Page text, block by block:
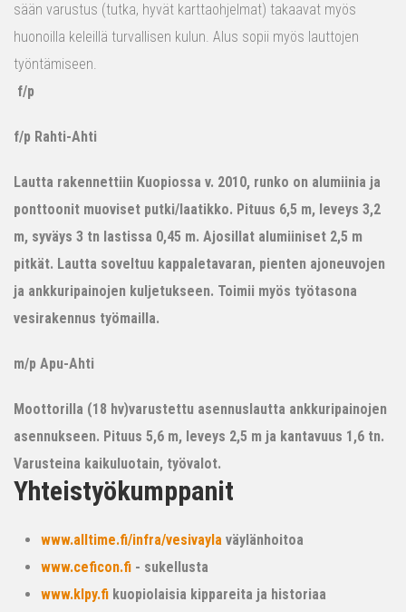
sään varustus (tutka, hyvät karttaohjelmat) takaavat myös
huonoilla keleillä turvallisen kulun. Alus sopii myös lauttojen
työntämiseen.
f/p
f/p Rahti-Ahti
Lautta rakennettiin Kuopiossa v. 2010, runko on alumiinia ja
ponttoonit muoviset putki/laatikko. Pituus 6,5 m, leveys 3,2
m, syväys 3 tn lastissa 0,45 m. Ajosillat alumiiniset 2,5 m
pitkät. Lautta soveltuu kappaletavaran, pienten ajoneuvojen
ja ankkuripainojen kuljetukseen. Toimii myös työtasona
vesirakennus työmailla.
m/p Apu-Ahti
Moottorilla (18 hv)varustettu asennuslautta ankkuripainojen
asennukseen. Pituus 5,6 m, leveys 2,5 m ja kantavuus 1,6 tn.
Varusteina kaikuluotain, työvalot.
Yhteistyökumppanit
www.alltime.fi/infra/vesivayla väylänhoitoa
www.ceficon.fi - sukellusta
www.klpy.fi kuopiolaisia kippareita ja historiaa